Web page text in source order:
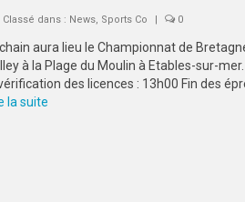
Classé dans : News, Sports Co | 0
aura lieu le Championnat de
à la Plage du Moulin à Etables-sur-mer.
des licences : 13h00 Fin des
la suite­­